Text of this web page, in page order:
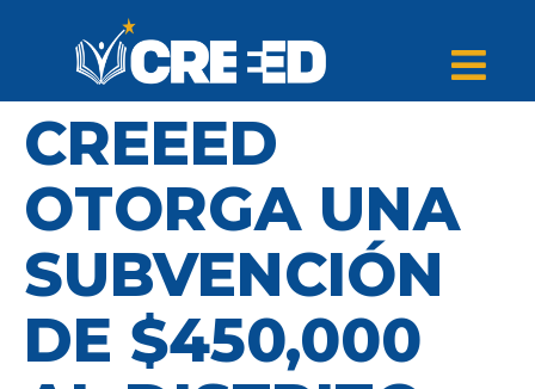
CREEED
OTORGA UNA
SUBVENCIÓN
DE $450,000